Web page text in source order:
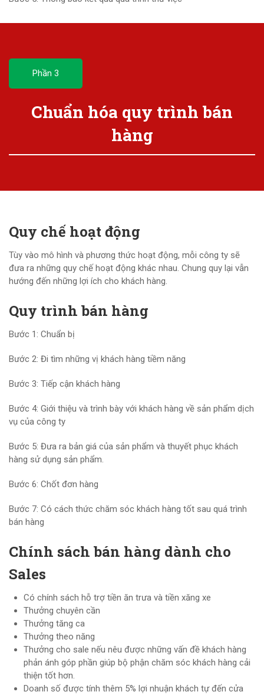
Phần 3
Chuẩn hóa quy trình bán
hàng
Quy chế hoạt động
Tùy vào mô hình và phương thức hoạt động, mỗi công ty sẽ
đưa ra những quy chế hoạt động khác nhau. Chung quy lại vẫn
hướng đến những lợi ích cho khách hàng.
Quy trình bán hàng
Bước 1: Chuẩn bị
Bước 2: Đi tìm những vị khách hàng tiềm năng
Bước 3: Tiếp cận khách hàng
Bước 4: Giới thiệu và trình bày với khách hàng về sản phẩm dịch
vụ của công ty
Bước 5: Đưa ra bản giá của sản phẩm và thuyết phục khách
hàng sử dụng sản phẩm.
Bước 6: Chốt đơn hàng
Bước 7: Có cách thức chăm sóc khách hàng tốt sau quá trình
bán hàng
Chính sách bán hàng dành cho
Sales
Có chính sách hỗ trợ tiền ăn trưa và tiền xăng xe
Thưởng chuyên cần
Thưởng tăng ca
Thưởng theo năng
Thưởng cho sale nếu nêu được những vấn đề khách hàng
phản ánh góp phần giúp bộ phận chăm sóc khách hàng cải
thiện tốt hơn.
Doanh số được tính thêm 5% lợi nhuận khách tự đến cửa